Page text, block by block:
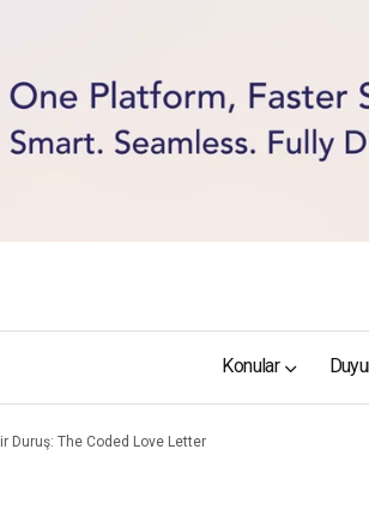
Konular
Duruş: The Coded Love Letter